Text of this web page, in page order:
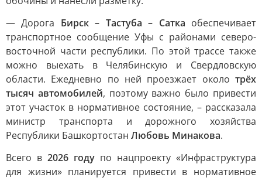
— Дорога Бирск – Тастуба – Сатка обеспечивает
транспортное сообщение Уфы с районами северо-
восточной части республики. По этой трассе также
можно выехать в Челябинскую и Свердловскую
области. Ежедневно по ней проезжает около трёх
тысяч автомобилей, поэтому важно было привести
этот участок в нормативное состояние, – рассказала
министр транспорта и дорожного хозяйства
Республики Башкортостан Любовь Минакова.
Всего в 2026 году по нацпроекту «Инфраструктура
для жизни» планируется привести в нормативное